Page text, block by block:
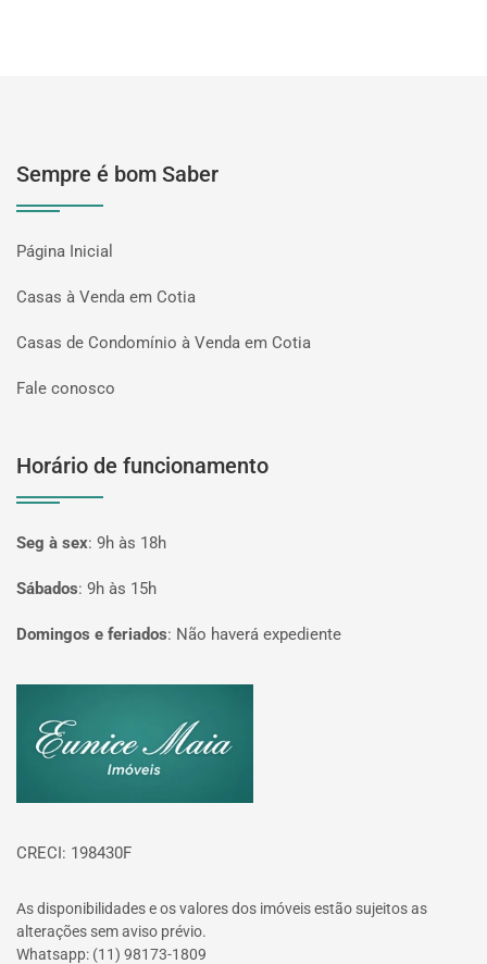
Sempre é bom Saber
Página Inicial
Casas à Venda em Cotia
Casas de Condomínio à Venda em Cotia
Fale conosco
Horário de funcionamento
Seg à sex: 9h às 18h
Sábados: 9h às 15h
Domingos e feriados: Não haverá expediente
CRECI: 198430F
As disponibilidades e os valores dos imóveis estão sujeitos as
alterações sem aviso prévio.
Whatsapp: (11) 98173-1809